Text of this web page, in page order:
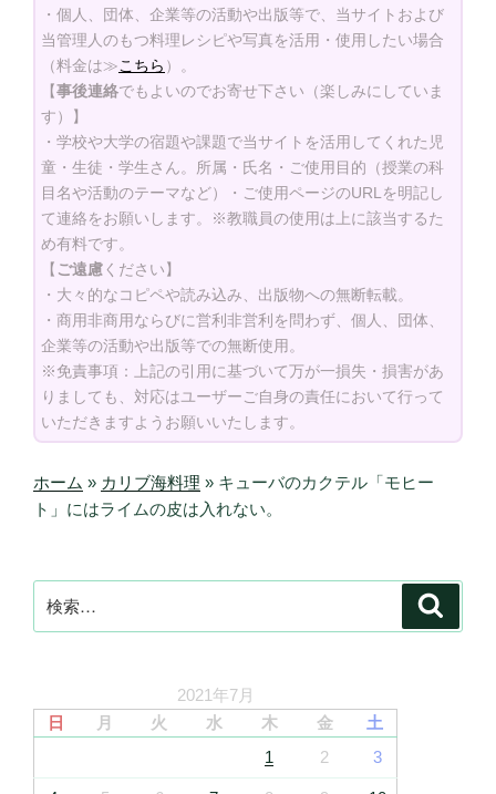
・個人、団体、企業等の活動や出版等で、当サイトおよび
当管理人のもつ料理レシピや写真を活用・使用したい場合
（料金は≫こちら ）。
【事後連絡でもよいのでお寄せ下さい（楽しみにしていま
す）】
・学校や大学の宿題や課題で当サイトを活用してくれた児
童・生徒・学生さん。所属・氏名・ご使用目的（授業の科
目名や活動のテーマなど）・ご使用ページのURLを明記し
て連絡をお願いします。※教職員の使用は上に該当するた
め有料です。
【 ご遠慮ください】
・大々的なコピペや読み込み、出版物への無断転載。
・商用非商用ならびに営利非営利を問わず、個人、団体、
企業等の活動や出版等での無断使用。
※免責事項：上記の引用に基づいて万が一損失・損害があ
りましても、対応はユーザーご自身の責任において行って
いただきますようお願いいたします。
ホーム » カリブ海料理 » キューバのカクテル「モヒー
ト」にはライムの皮は入れない。
索:
2021年7月
日
月 火 水 木 金
土
1
2 3